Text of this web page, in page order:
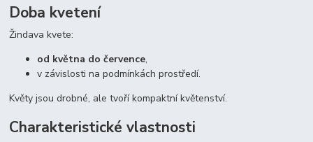
Doba kvetení
Žindava kvete:
od května do července,
v závislosti na podmínkách prostředí.
Květy jsou drobné, ale tvoří kompaktní květenství.
Charakteristické vlastnosti